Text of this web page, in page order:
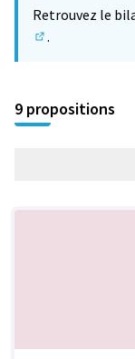
Retrouvez le
.
9 propositions